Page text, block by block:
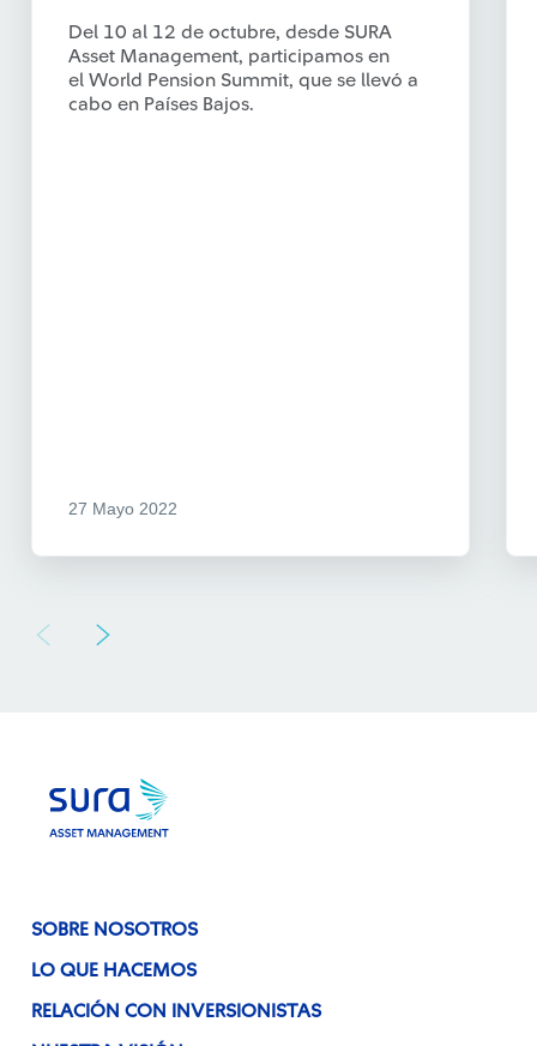
Del 10 al 12 de octubre, desde SURA
Asset Management, participamos en
el World Pension Summit, que se llevó a
cabo en Países Bajos.
27 Mayo 2022
SOBRE NOSOTROS
LO QUE HACEMOS
RELACIÓN CON INVERSIONISTAS